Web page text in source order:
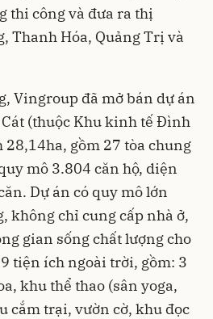
thi công và đưa ra thị
Thanh Hóa, Quảng Trị và
Vingroup đã mở bán dự án
(thuộc Khu kinh tế Đình
gồm 27 tòa chung
mô 3.804 căn hộ, diện
Dự án có quy mô lớn
không chỉ cung cấp nhà ở,
gian sống chất lượng cho
tiện ích ngoài trời, gồm: 3
khu thể thao (sân yoga,
cắm trại, vườn cờ, khu đọc